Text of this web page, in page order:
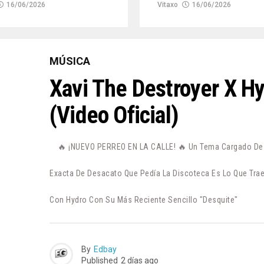
16/06/2026 Vitaxo 16/06/2026
MÚSICA
Xavi The Destroyer X
(Video Oficial)
🔥 ¡NUEVO PERREO EN LA CALLE! 🔥 Un Tema Cargado
Exacta De Desacato Que Pedía La Discoteca Es Lo Que
Con Hydro Con Su Más Reciente Sencillo "Desquite"
By Edbay
Published 2 días ago